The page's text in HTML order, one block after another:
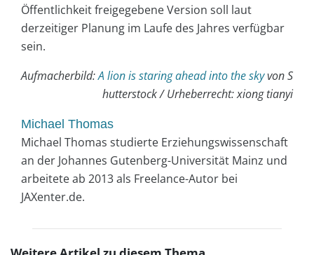
Öffentlichkeit freigegebene Version soll laut
derzeitiger Planung im Laufe des Jahres verfügbar
sein.
Aufmacherbild:A lion is staring ahead into the skyvon S
hutterstock / Urheberrecht: xiong tianyi
Michael Thomas
Michael Thomas studierte Erziehungswissenschaft
an der Johannes Gutenberg-Universität Mainz und
arbeitete ab 2013 als Freelance-Autor bei
JAXenter.de.